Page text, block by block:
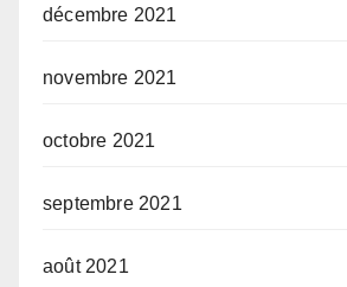
décembre 2021
novembre 2021
octobre 2021
septembre 2021
août 2021